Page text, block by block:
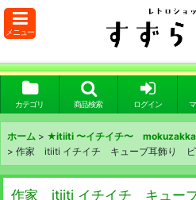
メニュー
カテゴリ 商品検索 ログイン
ホーム > ★itiiti 〜イチイチ〜
> 作家 itiiti イチイチ キューブ耳飾り
作家 itiiti イチイチ キュ